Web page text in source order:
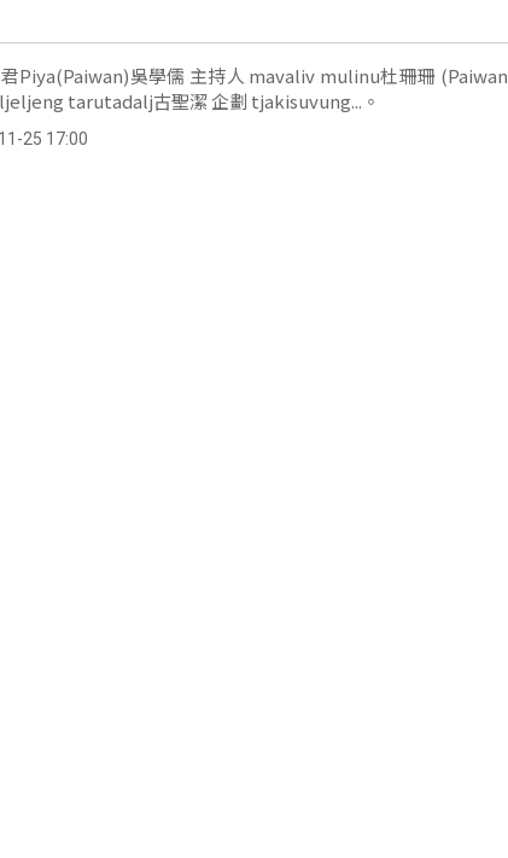
製作人 saljeljeng tarutadalj古聖潔 企劃 tjakisuvung...。
25 17:00